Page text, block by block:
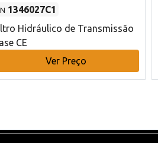
1346027C1
Hidráulico de Transmissão
CE
Ver Preço